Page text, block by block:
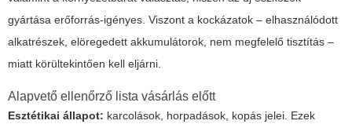
gyártása erőforrás-igényes. Viszont a kockázatok – elhasználódott
alkatrészek, elöregedett akkumulátorok, nem megfelelő tisztítás –
miatt körültekintően kell eljárni.
Alapvető ellenőrző lista vásárlás előtt
Esztétikai állapot: karcolások, horpadások, kopás jelei. Ezek